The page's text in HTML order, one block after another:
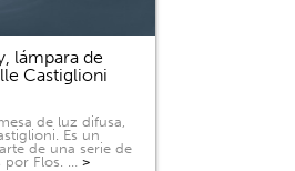
lámpara de
Castiglioni
de luz difusa,
Es un
de una serie de
por Flos. … >